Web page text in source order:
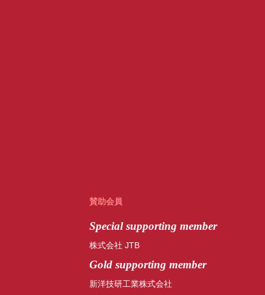
賛助会員
Specialsupporting member
株式会社 JTB
Gold supporting member
新洋技研工業株式会社